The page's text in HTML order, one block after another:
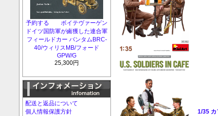
予約する ボイテヴァーゲン
ドイツ国防軍が鹵獲した連合軍
フィールドカー バンタムBRC-
40/ウィリスMB/フォード
GPW/G
25,300円
配送と返品について
個人情報保護方針
1/35 カ